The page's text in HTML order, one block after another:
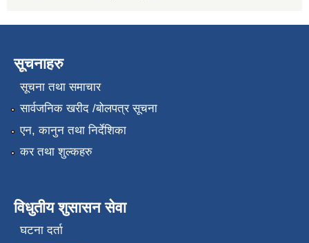
सूचनाहरु
सूचना तथा समाचार
सार्वजनिक खरीद /बोलपत्र सूचना
एन, कानुन तथा निर्देशिका
कर तथा शुल्कहरु
विधुतीय शुसासन सेवा
घटना दर्ता